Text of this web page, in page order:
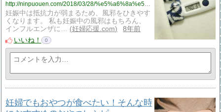
http://ninpuouen.com/2018/03/28/%e5%a6%8a%e5%a8%a0%e4%b8%ad%e3%81%ab%e9%a2%a8%e9%82%aa%e3%82%92%e3%81%b2%e3%81%84%e3%81%a6%e3%81%97%e3%81%be%e3%81%a3%e3%81%9f%e3%82%89%ef%bc%86%e5%a6%8a%e5%a8%a0%e4%b8%ad%e3%81%ae%e3%82%a4%e3%83%b3/
妊娠中は抵抗力が弱まるため、風邪をひきやす
くなります。 私も妊娠中の風邪はもちろん、
インフルエンザに…
妊婦応援.com
8年前
いいね！
0
妊婦でもおやつが食べたい！そんな時